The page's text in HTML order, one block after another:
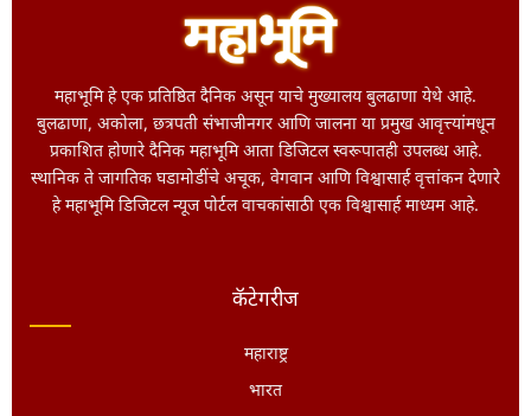
महाभूमि हे एक प्रतिष्ठित दैनिक असून याचे मुख्यालय बुलढाणा येथे आहे.
बुलढाणा, अकोला, छत्रपती संभाजीनगर आणि जालना या प्रमुख आवृत्त्यांमधून
प्रकाशित होणारे दैनिक महाभूमि आता डिजिटल स्वरूपातही उपलब्ध आहे.
स्थानिक ते जागतिक घडामोडींचे अचूक, वेगवान आणि विश्वासार्ह वृत्तांकन देणारे
हे महाभूमि डिजिटल न्यूज पोर्टल वाचकांसाठी एक विश्वासार्ह माध्यम आहे.
कॅटेगरीज
महाराष्ट्र
भारत